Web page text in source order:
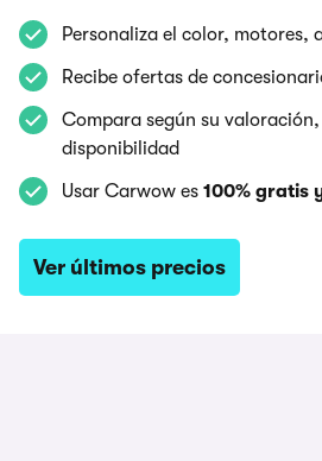
Personaliza el color, motores,
Recibe ofertas de
Compara según su
disponibilidad
Usar Carwow es 100% gratis
Ver últimos precios